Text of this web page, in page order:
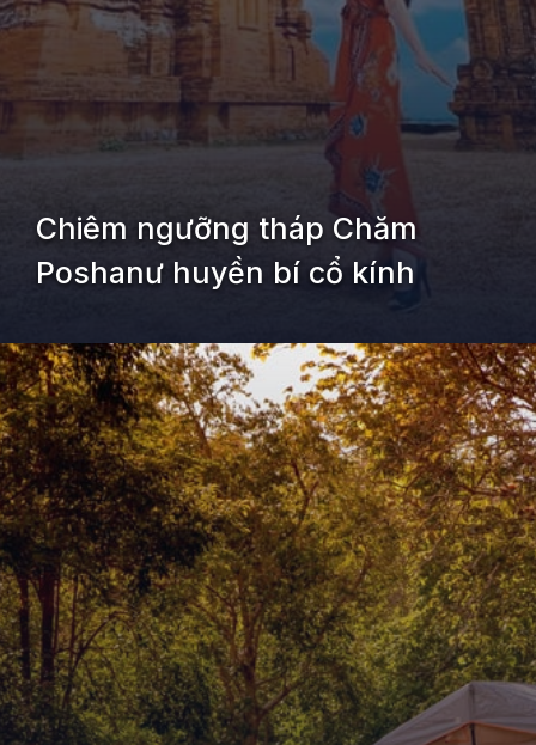
Chiêm ngưỡng tháp Chăm
Poshanư huyền bí cổ kính
Đang mởhttps://kiemvieclam.vn/bien-doi-duong